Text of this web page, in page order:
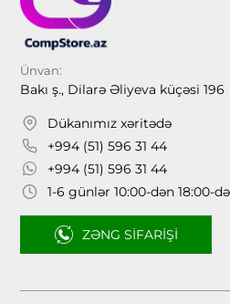
Ünvan:
Bakı ş., Dilarə Əliyeva küçəsi 196
Dükanımız xəritədə
+994 (51) 596 31 44
+994 (51) 596 31 44
1-6 günlər 10:00-dən 18:00-
ZƏNG SIFARIŞI